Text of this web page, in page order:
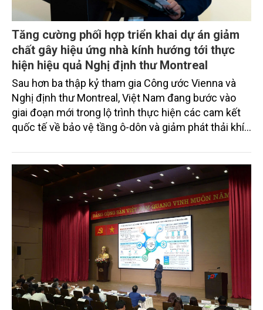
Tăng cường phối hợp triển khai dự án giảm
chất gây hiệu ứng nhà kính hướng tới thực
hiện hiệu quả Nghị định thư Montreal
Sau hơn ba thập kỷ tham gia Công ước Vienna và
Nghị định thư Montreal, Việt Nam đang bước vào
giai đoạn mới trong lộ trình thực hiện các cam kết
quốc tế về bảo vệ tầng ô-dôn và giảm phát thải khí
HCFC, giảm tiêu thụ HFC theo Bản sửa đổi Kigali
không chỉ đòi hỏi chuyển đổi công nghệ mà còn đặt
ra yêu cầu tăng cường năng lực quản lý, đào tạo
nguồn nhân lực và phối hợp chặt chẽ giữa các cơ
quan quản lý, tổ chức quốc tế và cộng đồng doanh
nghiệp.